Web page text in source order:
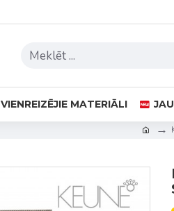
VIENREIZĒJIE MATERIĀLI